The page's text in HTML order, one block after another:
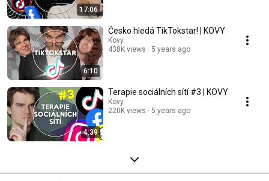
17:06
6:10
Česko hledá TikTokstar! | KOVY
Kovy
438K views
5 years ago
4:39
Terapie sociálních sítí #3 | KOVY
Kovy
220K views
5 years ago